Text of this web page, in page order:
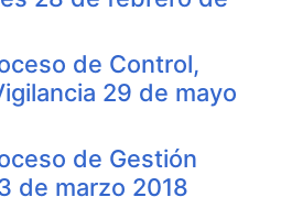
de Control,
29 de mayo
de Gestión
de marzo 2018